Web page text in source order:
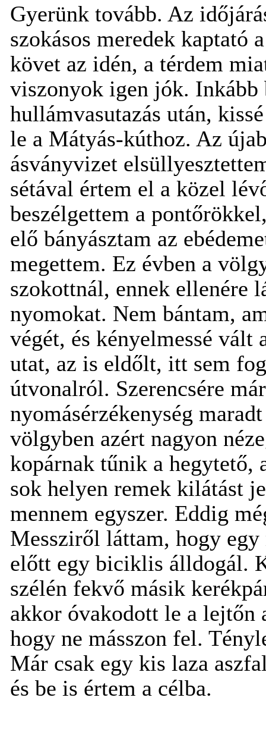
Gyerünk tovább. Az
szokásos meredek kaptató
követ az idén, a térdem
viszonyok igen jók.
hullámvasutazás után,
le a Mátyás-kúthoz. Az
ásványvizet
sétával értem el a közel
beszélgettem a
elő bányásztam az
megettem. Ez évben a
szokottnál, ennek ellenére
nyomokat. Nem bántam,
végét, és kényelmessé
utat, az is eldőlt, itt sem
útvonalról. Szerencsére
nyomásérzékenység
völgyben azért nagyon
kopárnak tűnik a hegytető,
sok helyen remek kilátást
mennem egyszer. Eddig
Messziről láttam, hogy egy
előtt egy biciklis álldogál.
szélén fekvő másik
akkor óvakodott le a
hogy ne másszon fel.
Már csak egy kis laza
és be is értem a célba.